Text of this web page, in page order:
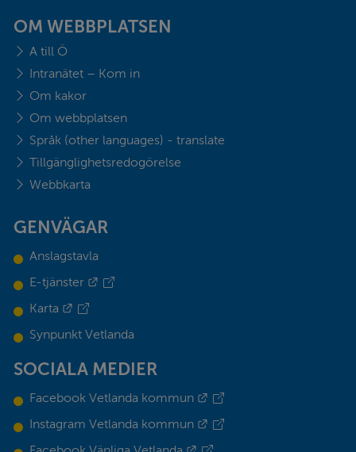
OM WEBBPLATSEN
A till Ö
Intranätet – Kom in
Om kakor
Om webbplatsen
Språk (other languages) - translate
Tillgänglighetsredogörelse
Webbkarta
GENVÄGAR
Anslagstavla
E-tjänster
Länk till annan webbplats.
Karta
Länk till annan webbplats.
Synpunkt Vetlanda
SOCIALA MEDIER
Facebook Vetlanda kommun
Länk till annan webbplats.
Instagram Vetlanda kommun
Länk till annan webbplats.